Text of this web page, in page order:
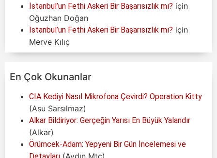
İstanbul’un Fethi Askeri Bir Başarısızlık mı? için
Oğuzhan Doğan
İstanbul’un Fethi Askeri Bir Başarısızlık mı? için
Merve Kılıç
En Çok Okunanlar
CIA Kediyi Nasıl Mikrofona Çevirdi? Operation Kitty
(Asu Sarsılmaz)
Alkar Bildiriyor: Gerçeğin Yarısı En Büyük Yalandır
(Alkar)
Örümcek-Adam: Yepyeni Bir Gün İncelemesi ve
(Aydın Mtc)